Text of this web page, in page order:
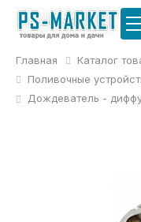
Главная Каталог
Поливочные
Дождеватель -